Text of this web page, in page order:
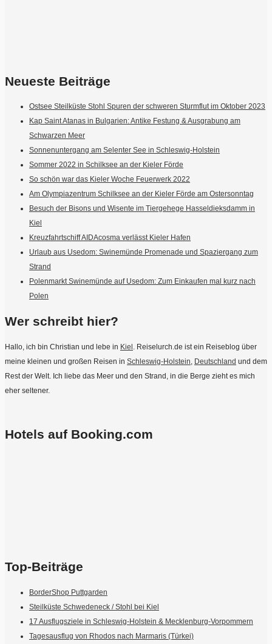
Neueste Beiträge
Ostsee Steilküste Stohl Spuren der schweren Sturmflut im Oktober 2023
Kap Saint Atanas in Bulgarien: Antike Festung & Ausgrabung am
Schwarzen Meer
Sonnenuntergang am Selenter See in Schleswig-Holstein
Sommer 2022 in Schilksee an der Kieler Förde
So schön war das Kieler Woche Feuerwerk 2022
Am Olympiazentrum Schilksee an der Kieler Förde am Ostersonntag
Besuch der Bisons und Wisente im Tiergehege Hasseldieksdamm in
Kiel
Kreuzfahrtschiff AIDAcosma verlässt Kieler Hafen
Urlaub aus Usedom: Swinemünde Promenade und Spaziergang zum
Strand
Polenmarkt Swinemünde auf Usedom: Zum Einkaufen mal kurz nach
Polen
Wer schreibt hier?
Hallo, ich bin Christian und lebe in Kiel . Reiselurch.de ist ein Reiseblog über
meine kleinen und großen Reisen in Schleswig-Holstein, Deutschland und dem
Rest der Welt. Ich liebe das Meer und den Strand, in die Berge zieht es mich
eher seltener.
Hotels auf Booking.com
Top-Beiträge
BorderShop Puttgarden
Steilküste Schwedeneck / Stohl bei Kiel
17 Ausflugsziele in Schleswig-Holstein & Mecklenburg-Vorpommern
Tagesausflug von Rhodos nach Marmaris (Türkei)